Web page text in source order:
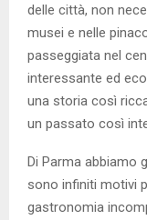
delle città, non
musei e nelle
passeggiata nel
interessante ed
una storia così
un passato così
Di Parma abbiamo
sono infiniti motivi
gastronomia